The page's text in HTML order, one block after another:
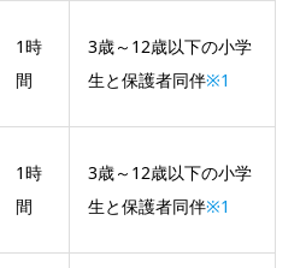
1時
間
3歳～12歳以下の小学
生と保護者同伴※1
1時
間
3歳～12歳以下の小学
生と保護者同伴※1